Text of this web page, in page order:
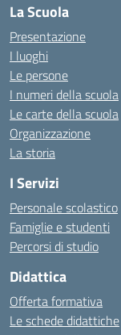
La Scuola
Presentazione
I luoghi
Le persone
I numeri della scuola
Le carte della scuola
Organizzazione
La storia
I Servizi
Personale scolastico
Famiglie e studenti
Percorsi di studio
Didattica
Offerta formativa
Le schede didattiche